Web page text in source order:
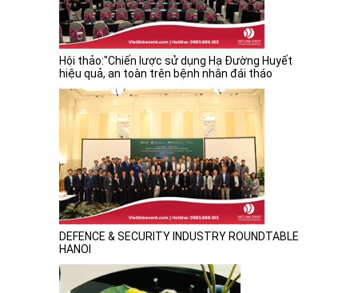
Hội thảo:"Chiến lược sử dụng Hạ Đường Huyết
hiệu quả, an toàn trên bệnh nhân đái tháo
đường"
DEFENCE & SECURITY INDUSTRY ROUNDTABLE
HANOI